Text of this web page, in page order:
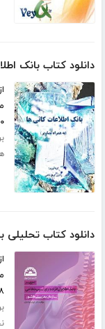
دانلود کتاب بانک
دانلود کتاب تحلیلی